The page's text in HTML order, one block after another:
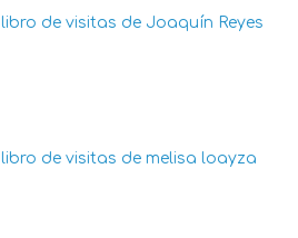
libro de visitas de Joaquín Reyes
libro de visitas de melisa loayza